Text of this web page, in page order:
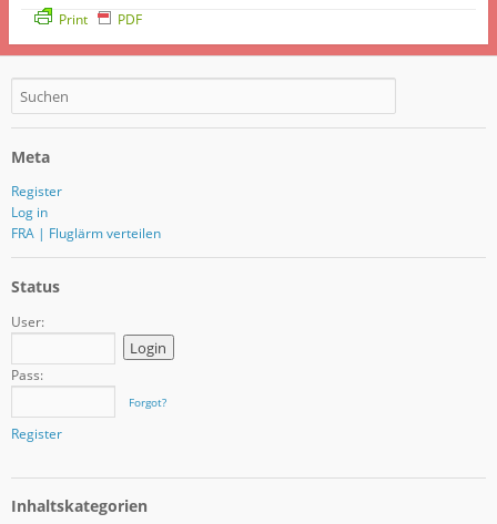
Print PDF
Meta
Register
Log in
FRA | Fluglärm verteilen
Status
User:
Pass:
Forgot?
Register
Inhaltskategorien